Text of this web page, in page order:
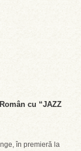
cu “JAZZ
în premieră la